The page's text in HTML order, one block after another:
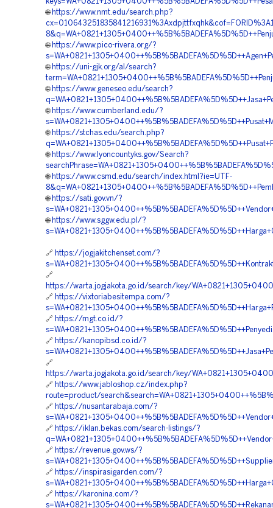
🌐 https://www.nmt.edu/search.php?
🌐 https://www.pico-rivera.org/?
🌐 https://uni-gjk.org/al/search?
🌐 https://www.geneseo.edu/search?
🌐 https://www.cumberland.edu/?
🌐 https://stchas.edu/search.php?
🌐 https://www.lyoncountyks.gov/Search?
🌐 https://www.csmd.edu/search/index.html?ie=UTF-
🌐 https://sati.gov.vn/?
🌐 https://www.sggw.edu.pl/?
🔗 https://jogjakitchenset.com/?
🔗
https://warta.jogjakota.go.id/search/key/
🔗 https://vixtoriabesitempa.com/?
🔗 https://mgt.co.id/?
🔗 https://kanopibsd.co.id/?
🔗
https://warta.jogjakota.go.id/search/key/
🔗 https://www.jabloshop.cz/index.php?
route=product/
🔗 https://nusantarabaja.com/?
🔗 https://iklan.bekas.com/search-listings/?
🔗 https://revenue.gov.ws/?
🔗 https://inspirasigarden.com/?
🔗 https://karonina.com/?